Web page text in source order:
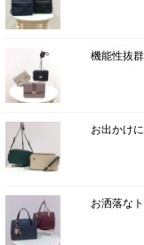
機能性抜
お出かけ
お洒落な